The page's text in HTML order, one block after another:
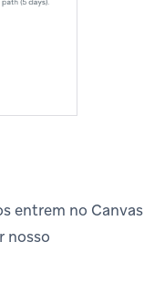
entrem no Canvas
nosso